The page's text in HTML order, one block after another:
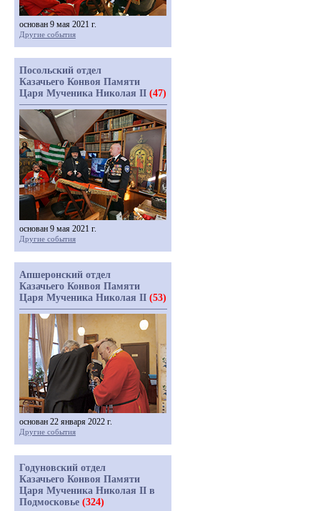
основан 9 мая 2021 г.
Другие события
Посольский отдел
Казачьего Конвоя Памяти
Царя Мученика Николая II (47)
основан 9 мая 2021 г.
Другие события
Апшеронский отдел
Казачьего Конвоя Памяти
Царя Мученика Николая II (53)
основан 22 января 2022 г.
Другие события
Годуновский отдел
Казачьего Конвоя Памяти
Царя Мученика Николая II в
Подмосковье (324)